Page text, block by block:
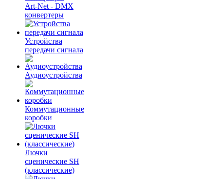
Art-Net - DMX
конвертеры
Устройства
передачи сигнала
Аудиоустройства
Коммутационные
коробки
Лючки
сценические SH
(классические)